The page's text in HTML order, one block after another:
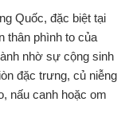
Quốc, đặc biệt tại
thân phình to của
nhờ sự cộng sinh
đặc trưng, củ niễng
nấu canh hoặc om